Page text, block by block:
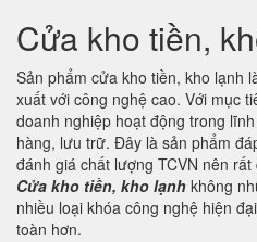
Cửa kho tiền,
Sản phẩm cửa kho tiền, kho lạnh
xuất với công nghệ cao. Với mục
doanh nghiệp hoạt động trong
hàng, lưu trữ. Đây là sản phẩm
đánh giá chất lượng TCVN nên
Cửa kho tiền, kho lạnh không
nhiều loại khóa công nghệ hiện
toàn hơn.